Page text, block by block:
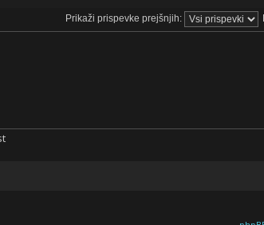
Prikaži prispevke prejšnjih: